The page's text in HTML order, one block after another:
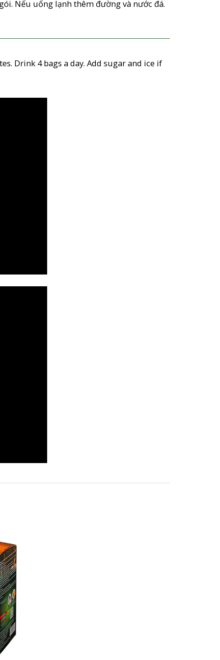
Nếu uống lạnh thêm đường và nước đá.
Drink 4 bags a day. Add sugar and ice if